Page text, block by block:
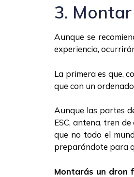
3.
Aunque se
experiencia,
La primera es que,
que con un
Aunque las partes
ESC, antena, tren
que no todo el
preparándote para
Montarás un dron